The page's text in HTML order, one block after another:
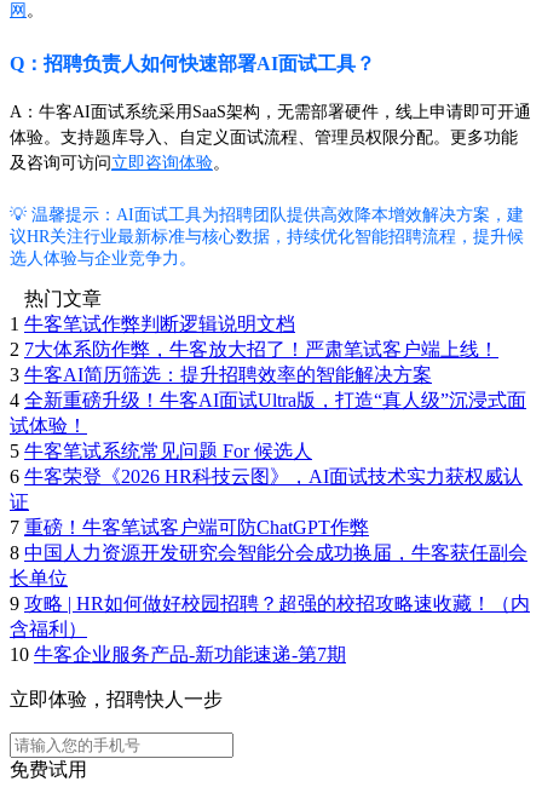
网 。
Q：招聘负责人如何快速部署AI面试工具？
A：牛客AI面试系统采用SaaS架构，无需部署硬件，线上申请即可开通
体验。支持题库导入、自定义面试流程、管理员权限分配。更多功能
及咨询可访问 立即咨询体验。
💡 温馨提示：AI面试工具为招聘团队提供高效降本增效解决方案，建
议HR关注行业最新标准与核心数据，持续优化智能招聘流程，提升候
选人体验与企业竞争力。
热门文章
1 牛客笔试作弊判断逻辑说明文档
2 7大体系防作弊，牛客放大招了！严肃笔试客户端上线！
3 牛客AI简历筛选：提升招聘效率的智能解决方案
4 全新重磅升级！牛客AI面试Ultra版，打造“真人级”沉浸式面
试体验！
5 牛客笔试系统常见问题 For 候选人
6 牛客荣登《2026 HR科技云图》，AI面试技术实力获权威认
证
7 重磅！牛客笔试客户端可防ChatGPT作弊
8 中国人力资源开发研究会智能分会成功换届，牛客获任副会
长单位
9 攻略 | HR如何做好校园招聘？超强的校招攻略速收藏！（内
含福利）
10 牛客企业服务产品-新功能速递-第7期
立即体验，招聘快人一步
免费试用